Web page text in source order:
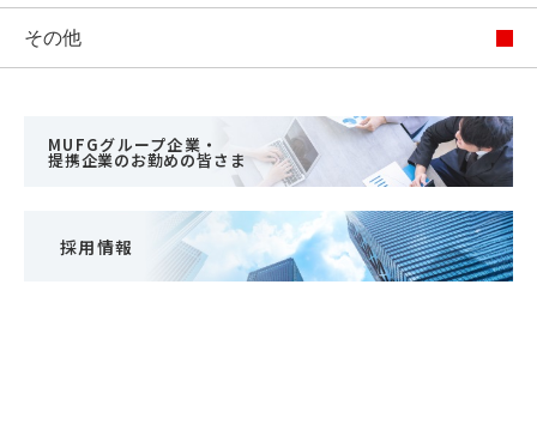
その他
MUFGグループ企業・
提携企業のお勤めの皆さま
採用情報